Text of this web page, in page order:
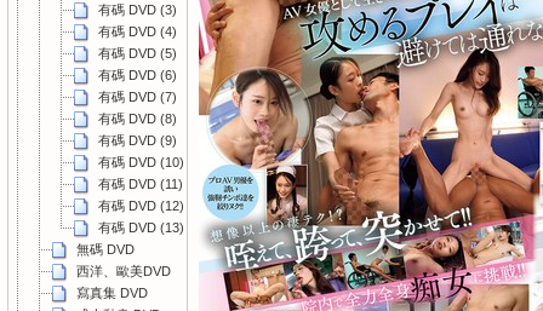
有碼 DVD (3)
有碼 DVD (4)
有碼 DVD (5)
有碼 DVD (6)
有碼 DVD (7)
有碼 DVD (8)
有碼 DVD (9)
有碼 DVD (10)
有碼 DVD (11)
有碼 DVD (12)
有碼 DVD (13)
無碼 DVD
西洋、歐美DVD
寫真集 DVD